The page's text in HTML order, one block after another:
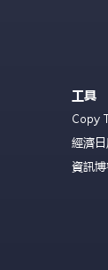
工具
Copy
經濟
資訊